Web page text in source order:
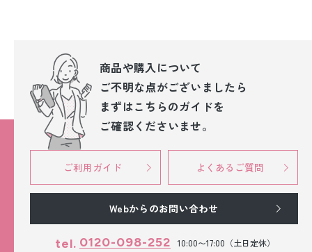
商品や購入について
ご不明な点がございましたら
まずはこちらのガイドを
ご確認くださいませ。
ご利用ガイド よくあるご質問
Webからのお問い合わせ
tel. 0120-098-252 10:00〜17:00（土日定休）